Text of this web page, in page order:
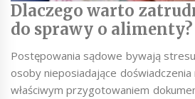
Dlaczego warto
do sprawy o alimenty?
Postępowania sądowe bywają
osoby nieposiadające
właściwym przygotowaniem